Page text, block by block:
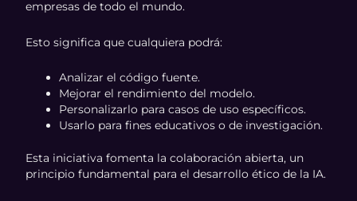
empresas de todo el mundo.
Esto significa que cualquiera podrá:
Analizar el código fuente.
Mejorar el rendimiento del modelo.
Personalizarlo para casos de uso específicos.
Usarlo para fines educativos o de investigación.
Esta iniciativa fomenta la colaboración abierta, un
principio fundamental para el desarrollo ético de la IA.